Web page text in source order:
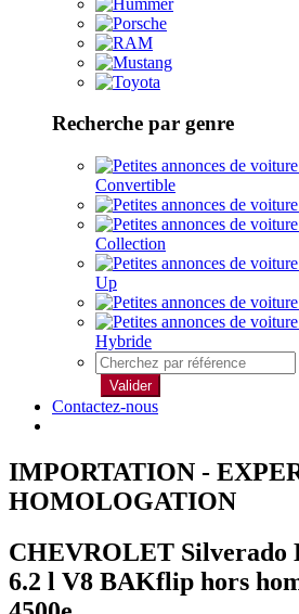
Recherche par genre
Convertible
Collection
Up
Hybride
Valider
Contactez-nous
IMPORTATION -
HOMOLOGATION
CHEVROLET Silverado
6.2 l V8 BAKflip hors